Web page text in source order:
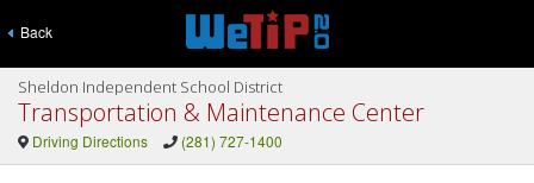
Back
Sheldon Independent School District
Transportation & Maintenance Center
Driving Directions (281) 727-1400